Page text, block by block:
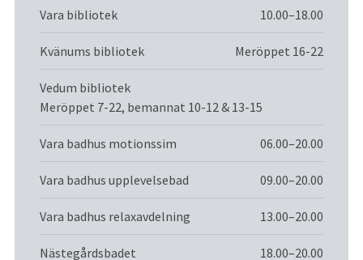
Vara bibliotek 10.00–18.00
Kvänums bibliotek Meröppet 16-22
Vedum bibliotek
Meröppet 7-22, bemannat 10-12 & 13-15
Vara badhus motionssim 06.00–20.00
Vara badhus upplevelsebad 09.00–20.00
Vara badhus relaxavdelning 13.00–20.00
Nästegårdsbadet 18.00–20.00